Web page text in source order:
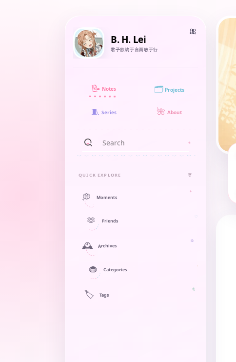
B. H. Lei
君子欲讷于言而敏于行
📝 Notes 🗂️ Projects
🧵 Series 🌺 About
QUICK EXPLORE 🎐
💭 Moments
🫶 Friends
🕰️ Archives
🧁 Categories
🏷️ Tags